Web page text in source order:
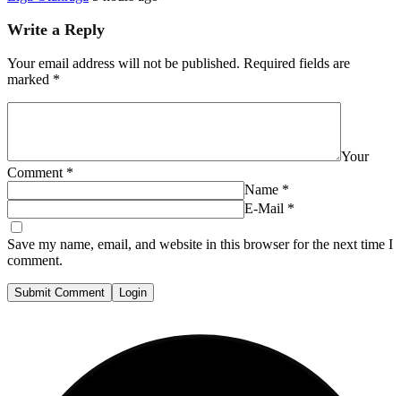
Write a Reply
Your email address will not be published. Required fields are
marked *
Your
Comment*
Name *
E-Mail *
Save my name, email, and website in this browser for the next time I
comment.
Submit Comment Login